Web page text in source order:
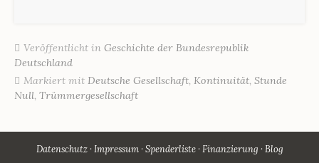
Veröffentlicht in Geschichte der Bundesrepublik
Deutschland
Markiert mit Deutsche Gesellschaft, Kontinuität, Stunde
Null, Trümmergesellschaft
Datenschutz Impressum Spenderliste Finanzierung Blog